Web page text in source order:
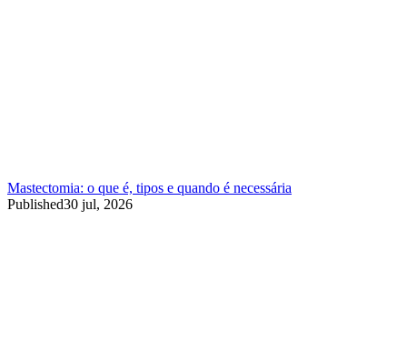
Mastectomia: o que é, tipos e quando é necessária
Published30 jul, 2026